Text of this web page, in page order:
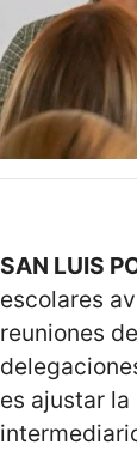
SAN LUIS
escolares
reuniones
es ajustar